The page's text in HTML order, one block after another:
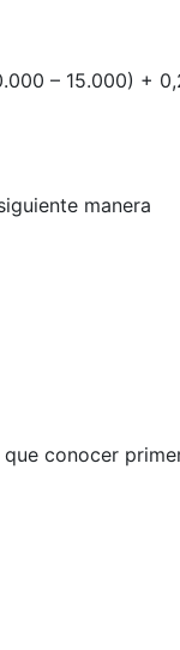
– 15.000) +
manera
conocer